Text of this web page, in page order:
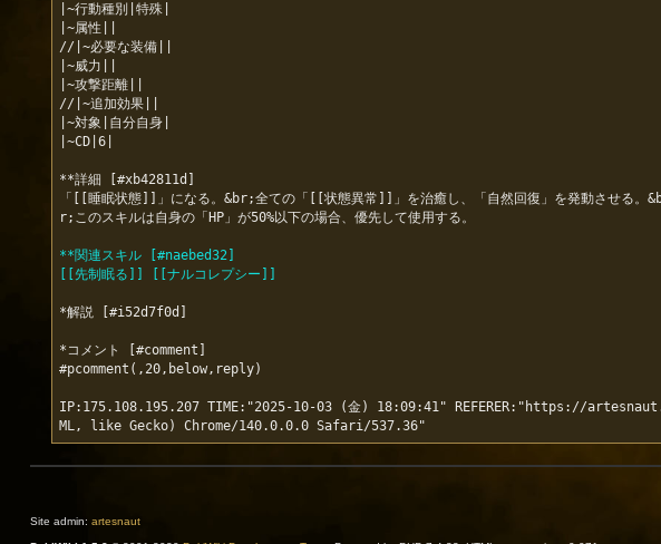
|~行動種別|特殊|
|~属性||
//|~必要な装備||
|~威力||
|~攻撃距離||
//|~追加効果||
|~対象|自分自身|
|~CD|6|
**詳細 [#xb42811d]
「[[睡眠状態]]」になる。&br;全ての「[[状態異常]]」を治癒し、「自然回復」を発動させる。
r;このスキルは自身の「HP」が50%以下の場合、優先して使用する。
**関連スキル [#naebed32]
[[先制眠る]] [[ナルコレプシー]]
*解説 [#i52d7f0d]
*コメント [#comment]
#pcomment(,20,below,reply)
IP:175.108.195.207 TIME:"2025-10-03 (金) 18:09:41" REFERER:"https://
Site admin: artesnaut